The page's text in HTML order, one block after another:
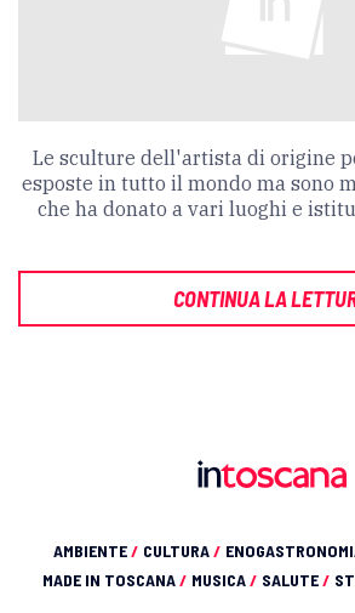
Le sculture dell'artista di origine
esposte in tutto il mondo ma sono
che ha donato a vari luoghi e
CONTINUA LA
AMBIENTE/ CULTURA/
MADE IN TOSCANA/ MUSICA/ SALUTE/